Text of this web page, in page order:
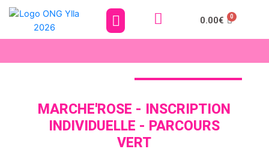
0.00€
MARCHE'ROSE - INSCRIPTION
INDIVIDUELLE - PARCOURS
VERT